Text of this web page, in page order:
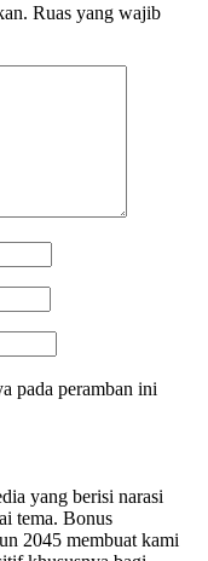
Ruas yang wajib
pada peramban ini
yang berisi narasi
tema. Bonus
2045 membuat kami